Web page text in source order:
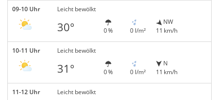
09-10 Uhr Leicht bewölkt
30° 0 % 0 l/m²
NW
11 km/h
10-11 Uhr Leicht bewölkt
31° 0 % 0 l/m²
N
11 km/h
11-12 Uhr Leicht bewölkt